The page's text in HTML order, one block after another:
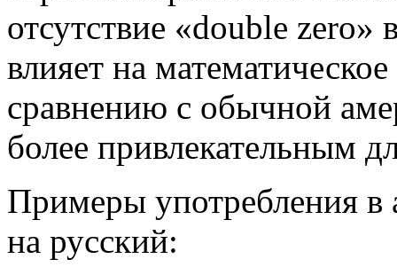
отсутствие «double zero»
влияет на
сравнению с обычной
более привлекательным
Примеры употребления в
на русский: